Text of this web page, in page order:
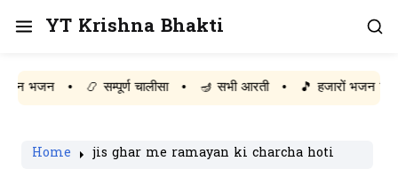
YT Krishna Bhakti
• 📿 सम्पूर्ण चालीसा • 🪔 सभी आरती • 🎵 हजारों भजन बिल्कुल
Home jis ghar me ramayan ki charcha hoti